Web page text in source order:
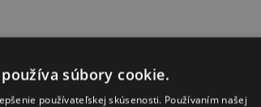
súbory cookie.
používateľskej skúsenosti. Používaním našej